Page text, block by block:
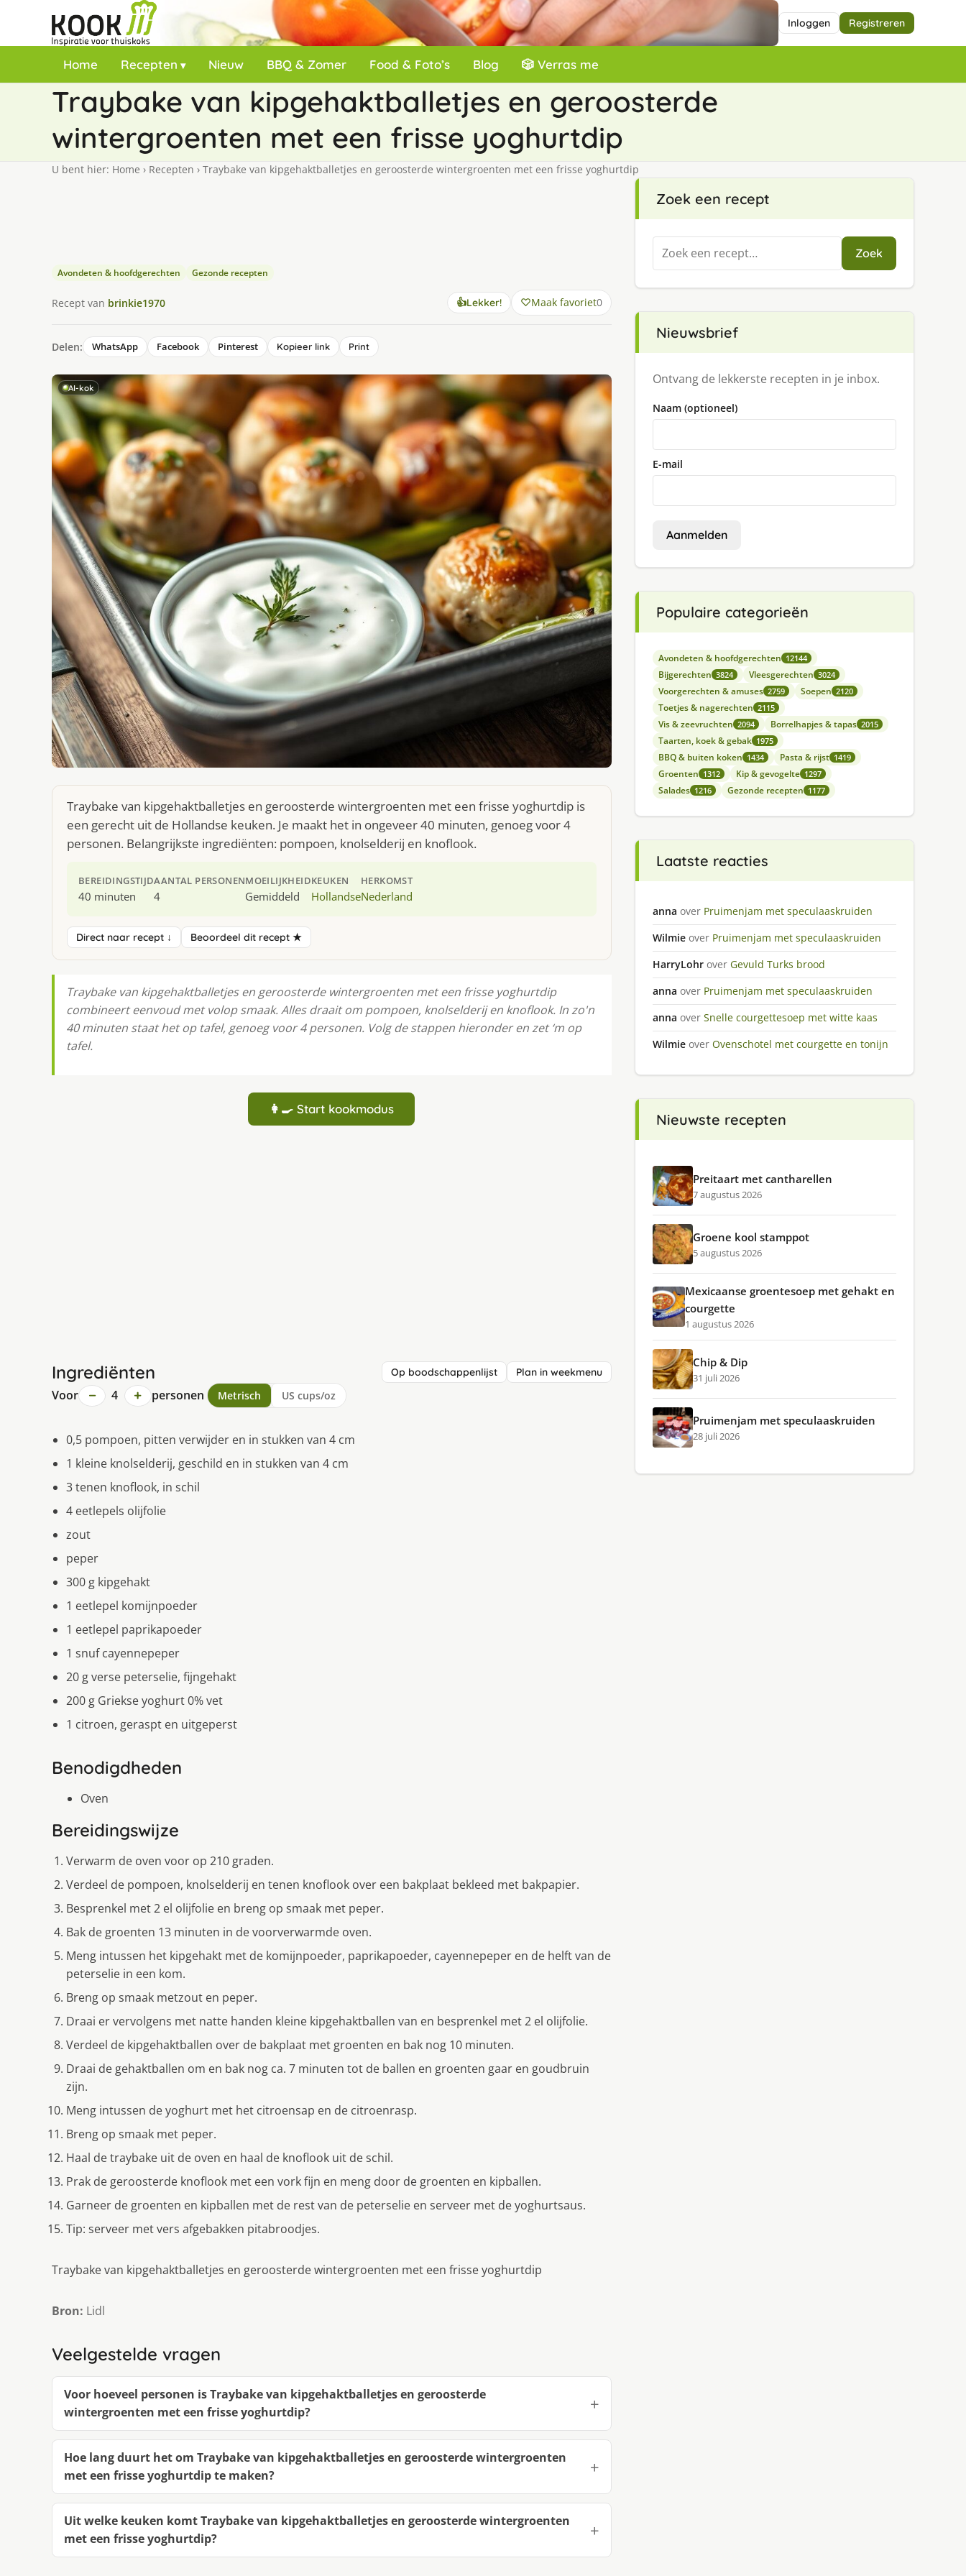
Inloggen Registreren
Home Recepten Nieuw BBQ & Zomer Food & Foto’s Blog 🎲 Verras me
Traybake van kipgehaktballetjes en geroosterde
wintergroenten met een frisse yoghurtdip
U bent hier: Home › Recepten › Traybake van kipgehaktballetjes en geroosterde wintergroenten met een frisse yoghurtdip
Avondeten & hoofdgerechten Gezonde recepten
Recept van brinkie1970 👍Lekker! Maak favoriet0
Delen: WhatsApp Facebook Pinterest Kopieer link Print
AI-kok
Traybake van kipgehaktballetjes en geroosterde wintergroenten met een frisse yoghurtdip is
een gerecht uit de Hollandse keuken. Je maakt het in ongeveer 40 minuten, genoeg voor 4
personen. Belangrijkste ingrediënten: pompoen, knolselderij en knoflook.
BEREIDINGSTIJD
40 minuten
AANTAL PERSONEN
4
MOEILIJKHEID
Gemiddeld
KEUKEN
Hollandse
HERKOMST
Nederland
Direct naar recept ↓ Beoordeel dit recept ★
Traybake van kipgehaktballetjes en geroosterde wintergroenten met een frisse yoghurtdip
combineert eenvoud met volop smaak. Alles draait om pompoen, knolselderij en knoflook. In zo'n
40 minuten staat het op tafel, genoeg voor 4 personen. Volg de stappen hieronder en zet ‘m op
tafel.
👩‍🍳 Start kookmodus
Ingrediënten Op boodschappenlijst Plan in weekmenu
Voor − 4 + personen Metrisch US cups/oz
0,5 pompoen, pitten verwijder en in stukken van 4 cm
1 kleine knolselderij, geschild en in stukken van 4 cm
3 tenen knoflook, in schil
4 eetlepels olijfolie
zout
peper
300 g kipgehakt
1 eetlepel komijnpoeder
1 eetlepel paprikapoeder
1 snuf cayennepeper
20 g verse peterselie, fijngehakt
200 g Griekse yoghurt 0% vet
1 citroen, geraspt en uitgeperst
Benodigdheden
Oven
Bereidingswijze
Verwarm de oven voor op 210 graden.
Verdeel de pompoen, knolselderij en tenen knoflook over een bakplaat bekleed met bakpapier.
Besprenkel met 2 el olijfolie en breng op smaak met peper.
Bak de groenten 13 minuten in de voorverwarmde oven.
Meng intussen het kipgehakt met de komijnpoeder, paprikapoeder, cayennepeper en de helft van de
peterselie in een kom.
Breng op smaak metzout en peper.
Draai er vervolgens met natte handen kleine kipgehaktballen van en besprenkel met 2 el olijfolie.
Verdeel de kipgehaktballen over de bakplaat met groenten en bak nog 10 minuten.
Draai de gehaktballen om en bak nog ca. 7 minuten tot de ballen en groenten gaar en goudbruin
zijn.
Meng intussen de yoghurt met het citroensap en de citroenrasp.
Breng op smaak met peper.
Haal de traybake uit de oven en haal de knoflook uit de schil.
Prak de geroosterde knoflook met een vork fijn en meng door de groenten en kipballen.
Garneer de groenten en kipballen met de rest van de peterselie en serveer met de yoghurtsaus.
Tip: serveer met vers afgebakken pitabroodjes.
Traybake van kipgehaktballetjes en geroosterde wintergroenten met een frisse yoghurtdip
Bron: Lidl
Veelgestelde vragen
Voor hoeveel personen is Traybake van kipgehaktballetjes en geroosterde
wintergroenten met een frisse yoghurtdip?
Hoe lang duurt het om Traybake van kipgehaktballetjes en geroosterde wintergroenten
met een frisse yoghurtdip te maken?
Uit welke keuken komt Traybake van kipgehaktballetjes en geroosterde wintergroenten
met een frisse yoghurtdip?
Zoek een recept
Zoeken
naar:
Zoek
Nieuwsbrief
Ontvang de lekkerste recepten in je inbox.
Naam (optioneel)
E-mail
Aanmelden
Populaire categorieën
Avondeten & hoofdgerechten 12144
Bijgerechten 3824 Vleesgerechten 3024
Voorgerechten & amuses 2759 Soepen 2120
Toetjes & nagerechten 2115
Vis & zeevruchten 2094 Borrelhapjes & tapas 2015
Taarten, koek & gebak 1975
BBQ & buiten koken 1434 Pasta & rijst 1419
Groenten 1312 Kip & gevogelte 1297
Salades 1216 Gezonde recepten 1177
Laatste reacties
anna over Pruimenjam met speculaaskruiden
Wilmie over Pruimenjam met speculaaskruiden
HarryLohr over Gevuld Turks brood
anna over Pruimenjam met speculaaskruiden
anna over Snelle courgettesoep met witte kaas
Wilmie over Ovenschotel met courgette en tonijn
Nieuwste recepten
Preitaart met cantharellen
7 augustus 2026
Groene kool stamppot
5 augustus 2026
Mexicaanse groentesoep met gehakt en
courgette
1 augustus 2026
Chip & Dip
31 juli 2026
Pruimenjam met speculaaskruiden
28 juli 2026